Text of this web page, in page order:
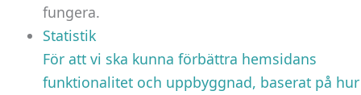
fungera.
Statistik
För att vi ska kunna förbättra hemsidans
funktionalitet och uppbyggnad, baserat på hur